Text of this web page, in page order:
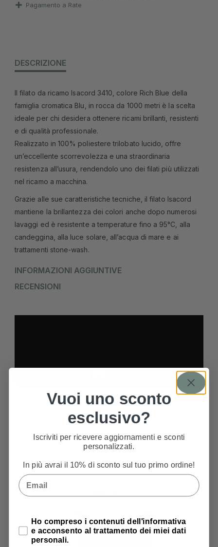
Pagamento a Rate
DESCRIZIONE
Il filato da ricamo Isacord 3410, colore Rich Blue della
famiglia cromatica Blu, in rocca da 1000 metri è la scelta
ideale per chi desidera ottenere ricami brillanti, resistenti
e di qualità professionale.
Realizzato in 100% poliestere trilobato lucido, offre
un’eccellente scorrevolezza e una straordinaria
resistenza all’usura, rendendolo uno dei filati più utilizzati
nel ricamo a macchina.
Grazie alle sue caratteristiche tecniche, il filato Isacord
mantiene la brillantezza dei colori anche dopo numerosi
lavaggi ed è resistente a temperature fino a 95°C, alla
candeggina, alla luce solare, all’acqua di mare e ai
trattamenti stone-wash.
INFORMAZIONI AGGIUNTIVE
RECENSIONI
PRODOTTI CORRELATI
Vuoi uno sconto
esclusivo?
Iscriviti per ricevere aggiornamenti e sconti
personalizzati.
In più avrai il 10% di sconto sul tuo primo ordine!
Email
Privacy Policy
Ho compreso i contenuti dell'informativa
e acconsento al trattamento dei miei dati
personali.